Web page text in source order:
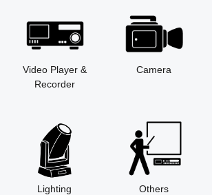
Video Player &
Recorder
Camera
Lighting Others